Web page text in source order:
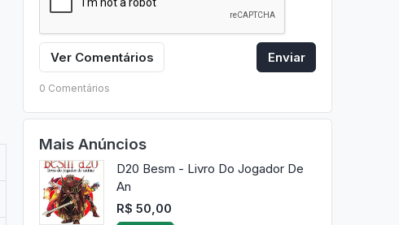
Ver Comentários Enviar
0 Comentários
Mais Anúncios
D20 Besm - Livro Do Jogador De
An
R$ 50,00